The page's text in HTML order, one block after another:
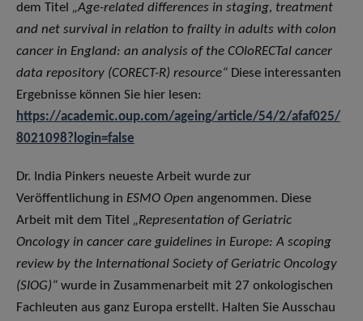
dem Titel „Age-related differences in staging, treatment
and net survival in relation to frailty in adults with colon
cancer in England: an analysis of the COloRECTal cancer
data repository (CORECT-R) resource“ Diese interessanten
Ergebnisse können Sie hier lesen:
https://academic.oup.com/ageing/article/54/2/afaf025/
8021098?login=false
Dr. India Pinkers neueste Arbeit wurde zur
Veröffentlichung in ESMO Open angenommen. Diese
Arbeit mit dem Titel „Representation of Geriatric
Oncology in cancer care guidelines in Europe: A scoping
review by the International Society of Geriatric Oncology
(SIOG)“ wurde in Zusammenarbeit mit 27 onkologischen
Fachleuten aus ganz Europa erstellt. Halten Sie Ausschau